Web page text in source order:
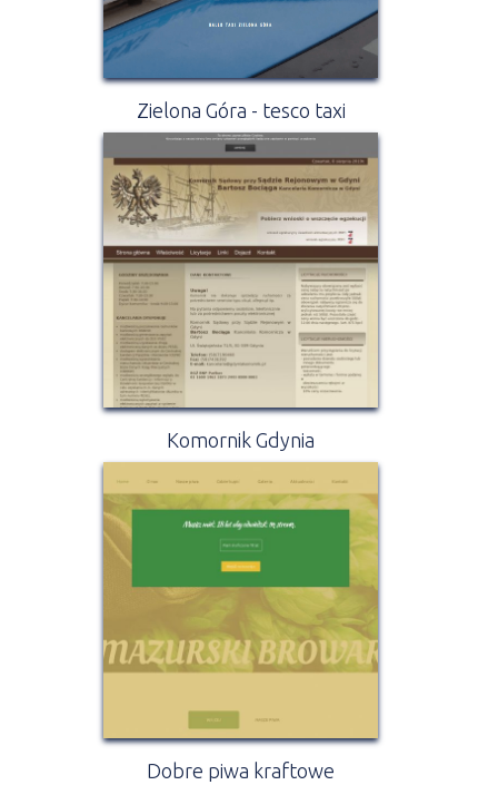
Zielona Góra - tesco taxi
Komornik Gdynia
Dobre piwa kraftowe